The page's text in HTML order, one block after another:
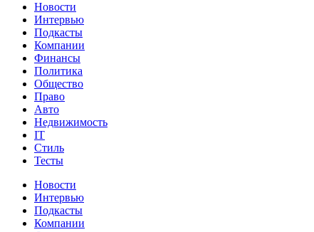
Новости
Интервью
Подкасты
Компании
Финансы
Политика
Общество
Право
Авто
Недвижимость
IT
Стиль
Тесты
Новости
Интервью
Подкасты
Компании